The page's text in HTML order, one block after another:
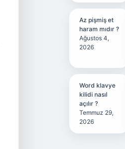
Az pişmiş et
haram mıdır ?
Ağustos 4,
2026
Word klavye
kilidi nasıl
açılır ?
Temmuz 29,
2026